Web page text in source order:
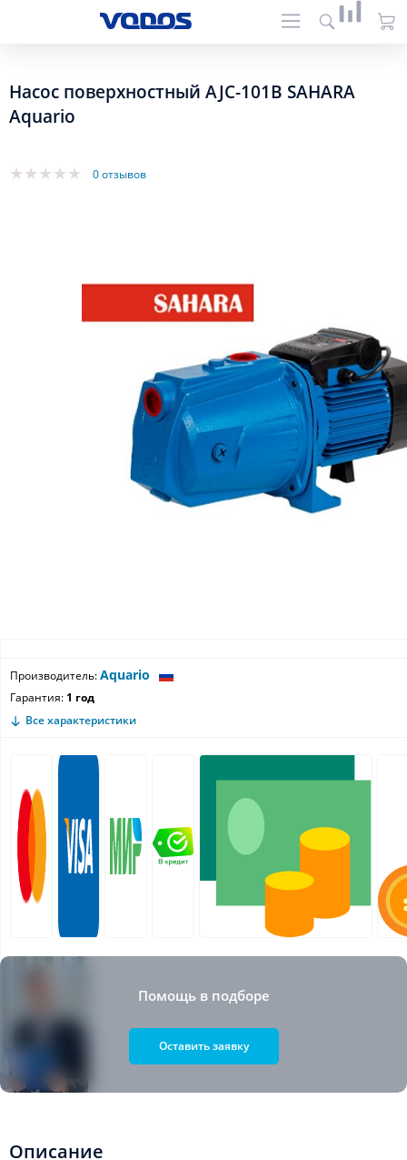
Насос поверхностный AJC-101B SAHARA
Aquario
0 отзывов
Производитель:Aquario
Гарантия: 1 год
Все характеристики
Помощь в подборе
Оставить заявку
Описание